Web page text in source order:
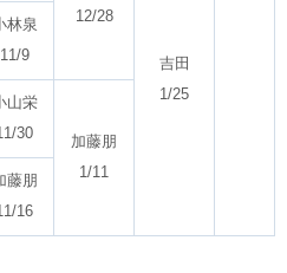
12/28
吉田
1/25
林泉
11/9
山栄
30
加藤朋
1/11
藤朋
16